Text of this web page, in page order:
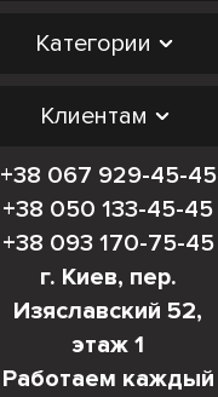
Категории
Клиентам
+38 067 929-45-45
+38 050 133-45-45
+38 093 170-75-45
г. Киев, пер.
Изяславский 52,
этаж 1
Работаем каждый